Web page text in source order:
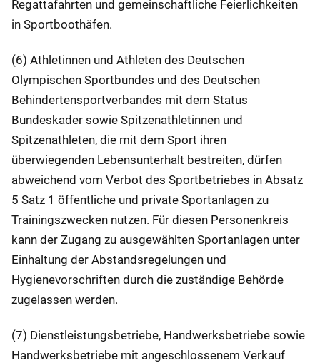
Regattafahrten und gemeinschaftliche Feierlichkeiten
in Sportboothäfen.
(6) Athletinnen und Athleten des Deutschen
Olympischen Sportbundes und des Deutschen
Behindertensportverbandes mit dem Status
Bundeskader sowie Spitzenathletinnen und
Spitzenathleten, die mit dem Sport ihren
überwiegenden Lebensunterhalt bestreiten, dürfen
abweichend vom Verbot des Sportbetriebes in Absatz
5 Satz 1 öffentliche und private Sportanlagen zu
Trainingszwecken nutzen. Für diesen Personenkreis
kann der Zugang zu ausgewählten Sportanlagen unter
Einhaltung der Abstandsregelungen und
Hygienevorschriften durch die zuständige Behörde
zugelassen werden.
(7) Dienstleistungsbetriebe, Handwerksbetriebe sowie
Handwerksbetriebe mit angeschlossenem Verkauf